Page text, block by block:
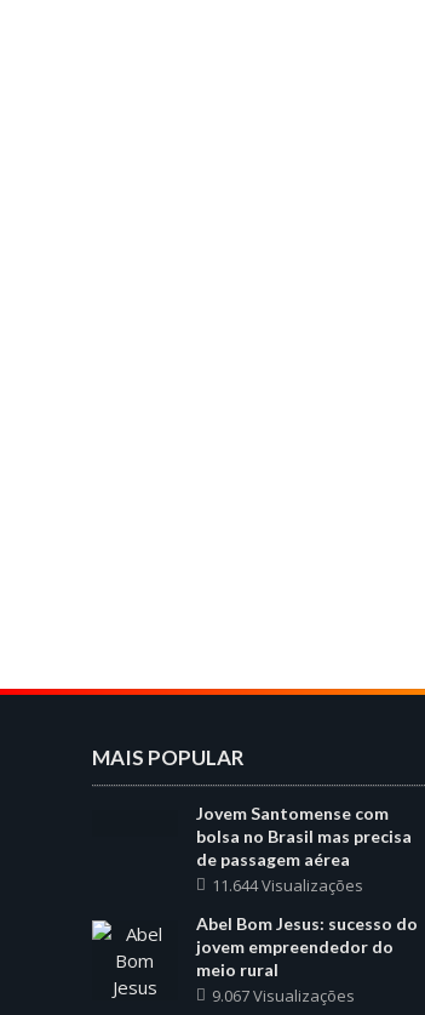
MAIS POPULAR
Jovem Santomense com
bolsa no Brasil mas precisa
de passagem aérea
11.644 Visualizações
Abel Bom Jesus: sucesso do
jovem empreendedor do
meio rural
9.067 Visualizações